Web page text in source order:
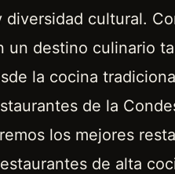
cultural.
un destino culinario
la cocina
de la
los mejores
de alta